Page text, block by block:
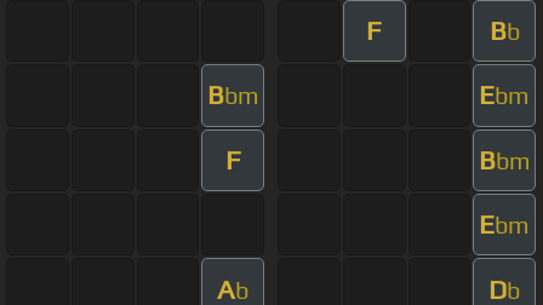
F Bb
Bbm Ebm
F Bbm
Ebm
Ab Db